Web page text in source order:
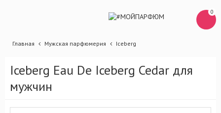
0
Главная Мужская парфюмерия Iceberg
Iceberg Eau De Iceberg Cedar для
мужчин